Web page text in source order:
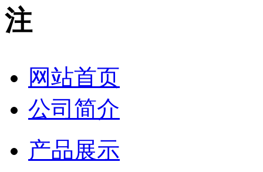
注
网站首页
公司简介
产品展示